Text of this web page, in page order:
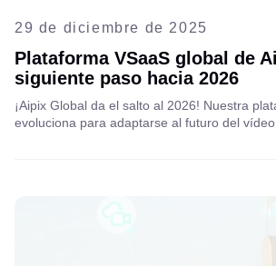
29 de diciembre de 2025
Plataforma VSaaS global de
siguiente paso hacia 2026
¡Aipix Global da el salto al 2026! Nuestra
evoluciona para adaptarse al futuro del vídeo